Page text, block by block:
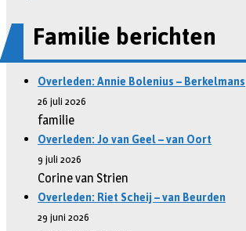
Familie berichten
Overleden: Annie Bolenius – Berkelmans
26 juli 2026
familie
Overleden: Jo van Geel – van Oort
9 juli 2026
Corine van Strien
Overleden: Riet Scheij – van Beurden
29 juni 2026